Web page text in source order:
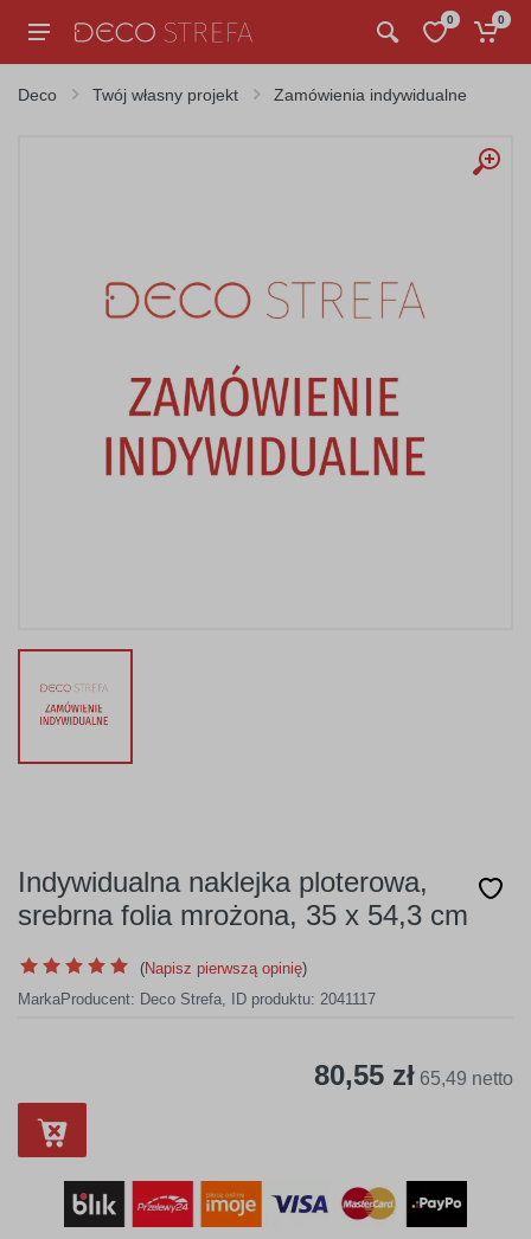
0 0
Deco Twój własny projekt Zamówienia indywidualne
Indywidualna naklejka ploterowa,
srebrna folia mrożona, 35 x 54,3 cm
(Napisz pierwszą opinię)
MarkaProducent: Deco Strefa, ID produktu: 2041117
80,55 zł 65,49 netto